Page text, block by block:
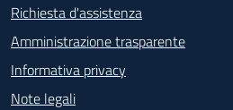
Richiesta d'assistenza
Amministrazione trasparente
Informativa privacy
Note legali